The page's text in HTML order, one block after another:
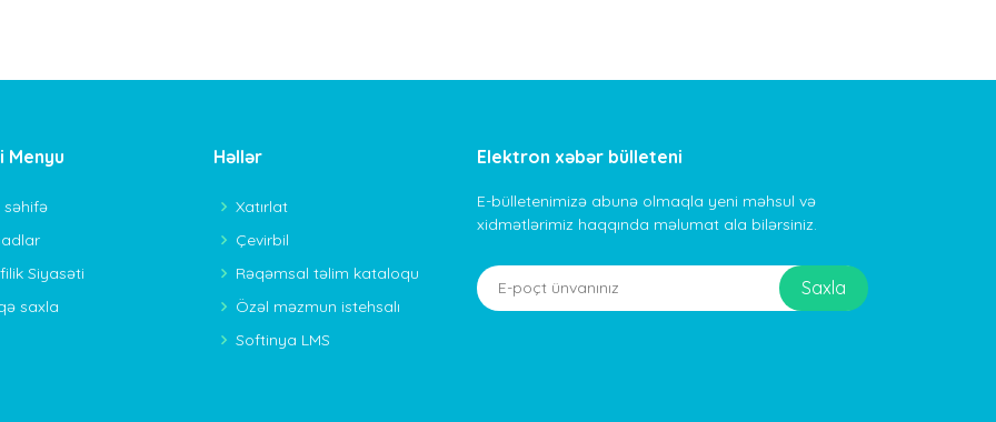
Menyu
səhifə
Siyasəti
saxla
Həllər
Xatırlat
Çevirbil
Rəqəmsal təlim kataloqu
Özəl məzmun istehsalı
Softinya LMS
Elektron xəbər bülleteni
E-bülletenimizə abunə olmaqla yeni məhsul və
xidmətlərimiz haqqında məlumat ala bilərsiniz.